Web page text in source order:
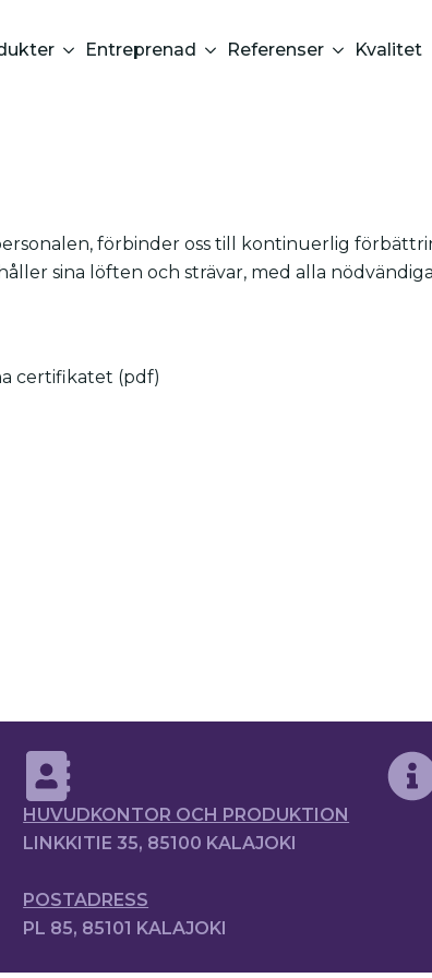
Entreprenad Referenser Kvalitet
förbinder oss till kontinuerlig
sina löften och strävar, med alla
certifikatet (pdf)
HUVUDKONTOR OCH PRODUKTION
LINKKITIE 35, 85100 KALAJOKI
POSTADRESS
PL 85, 85101 KALAJOKI